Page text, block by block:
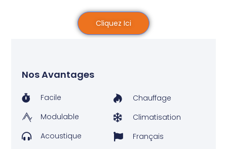
Cliquez Ici
Nos Avantages
Facile
Modulable
Acoustique
Chauffage
Climatisation
Français